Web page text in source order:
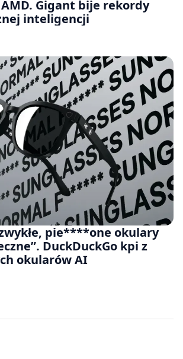
Gigant bije rekordy
inteligencji
pie****one okulary
DuckDuckGo kpi z
okularów AI